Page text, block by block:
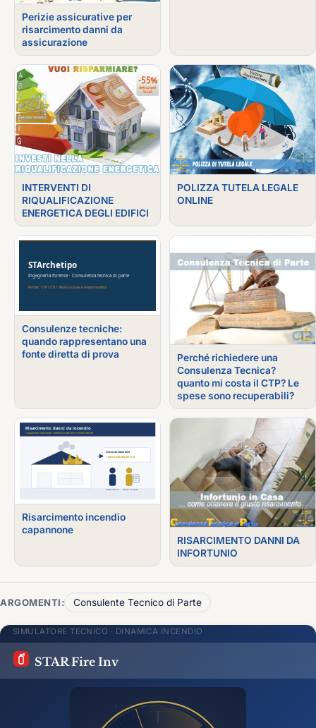
Perizie assicurative per
risarcimento danni da
assicurazione
INTERVENTI DI
RIQUALIFICAZIONE
ENERGETICA DEGLI EDIFICI
POLIZZA TUTELA LEGALE
ONLINE
Consulenze tecniche:
quando rappresentano una
fonte diretta di prova
Perché richiedere una
Consulenza Tecnica?
quanto mi costa il CTP? Le
spese sono recuperabili?
Risarcimento incendio
capannone
RISARCIMENTO DANNI DA
INFORTUNIO
ARGOMENTI: Consulente Tecnico di Parte
SIMULATORE TECNICO · DINAMICA INCENDIO
STAR Fire Inv